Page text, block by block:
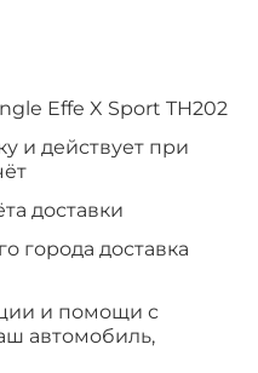
Effe X Sport TH202
и действует при
доставки
города доставка
и помощи с
автомобиль,